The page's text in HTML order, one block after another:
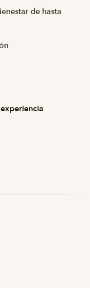
de hasta